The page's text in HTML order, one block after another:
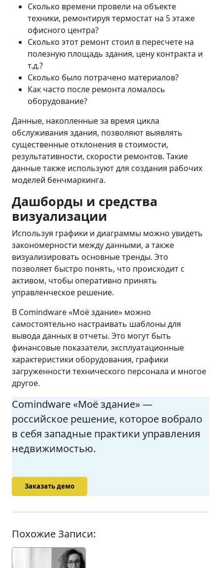
Сколько времени провели на объекте
техники, ремонтируя термостат на 5 этаже
офисного центра?
Сколько этот ремонт стоил в пересчете на
полезную площадь здания, цену контракта и
т.д.?
Сколько было потрачено материалов?
Как часто после ремонта ломалось
оборудование?
Данные, накопленные за время цикла
обслуживания здания, позволяют выявлять
существенные отклонения в стоимости,
результативности, скорости ремонтов. Такие
данные также используют для создания рабочих
моделей бенчмаркинга.
Дашборды и средства
визуализации
Используя графики и диаграммы можно увидеть
закономерности между данными, а также
визуализировать основные тренды. Это
позволяет быстро понять, что происходит с
активом, чтобы оперативно принять
управленческое решение.
В Comindware «Моё здание» можно
самостоятельно настраивать шаблоны для
вывода данных в отчеты. Это могут быть
финансовые показатели, эксплуатационные
характеристики оборудования, графики
загруженности технического персонала и многое
другое.
Comindware «Моё здание» —
российское решение, которое вобрало
в себя западные практики управления
недвижимостью.
Заказать демо
Похожие Записи: